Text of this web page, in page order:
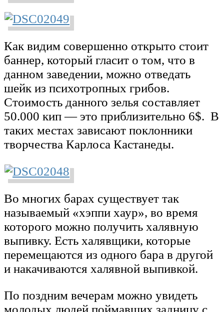
Как видим совершенно открыто стоит
баннер, который гласит о том, что в
данном заведении, можно отведать
шейк из психотропных грибов.
Стоимость данного зелья составляет
50.000 кип — это приблизительно 6$. В
таких местах зависают поклонники
творчества Карлоса Кастанеды.
Во многих барах существует так
называемый «хэппи хаур», во время
которого можно получить халявную
выпивку. Есть халявщики, которые
перемещаются из одного бара в другой
и накачиваются халявной выпивкой.
По поздним вечерам можно увидеть
молодых людей поймавших задницу с